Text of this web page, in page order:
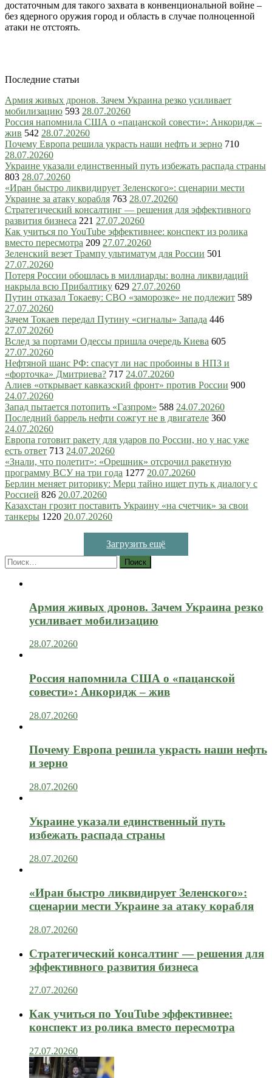
достаточным для такого захвата в конвенциональной войне –
без ядерного оружия город и область в случае полноценной
атаки не отстоять.
Последние статьи
Армия живых дронов. Зачем Украина резко усиливает
мобилизацию 593 28.07.20260
Россия напомнила США о «пацанской совести»: Анкоридж –
жив 542 28.07.20260
Почему Европа решила украсть наши нефть и зерно 710
28.07.20260
Украине указали единственный путь избежать распада страны
803 28.07.20260
«Иран быстро ликвидирует Зеленского»: сценарии мести
Украине за атаку корабля 763 28.07.20260
Стратегический консалтинг — решения для эффективного
развития бизнеса 221 27.07.20260
Как учиться по YouTube эффективнее: конспект из ролика
вместо пересмотра 209 27.07.20260
Зеленский везет Трампу ультиматум для России 501
27.07.20260
Потеря России обошлась в миллиарды: волна ликвидаций
накрыла всю Прибалтику 629 27.07.20260
Путин отказал Токаеву: СВО «заморозке» не подлежит 589
27.07.20260
Зачем Токаев передал Путину «сигналы» Запада 446
27.07.20260
Вслед за портами Одессы пришла очередь Киева 605
27.07.20260
Нефтяной шанс РФ: спасут ли нас пробоины в НПЗ и
«форточка» Дмитриева? 717 24.07.20260
Алиев «открывает кавказский фронт» против России 900
24.07.20260
Запад пытается потопить «Газпром» 588 24.07.20260
Последний баррель нефти сожгут не в двигателе 360
24.07.20260
Европа готовит ракету для ударов по России, но у нас уже
есть ответ 713 24.07.20260
«Знали, что полетит»: «Орешник» отсрочил ракетную
программу ВСУ на три года 1277 20.07.20260
Берлин меняет риторику: Мерц тайно ищет путь к диалогу с
Россией 826 20.07.20260
Казахстан грозит поставить Украину «на счетчик» за свои
танкеры 1220 20.07.20260
Загрузить ещё
Найти:
Армия живых дронов. Зачем Украина резко
усиливает мобилизацию
28.07.20260
Россия напомнила США о «пацанской
совести»: Анкоридж – жив
28.07.20260
Почему Европа решила украсть наши нефть
и зерно
28.07.20260
Украине указали единственный путь
избежать распада страны
28.07.20260
«Иран быстро ликвидирует Зеленского»:
сценарии мести Украине за атаку корабля
28.07.20260
Стратегический консалтинг — решения для
эффективного развития бизнеса
27.07.20260
Как учиться по YouTube эффективнее:
конспект из ролика вместо пересмотра
27.07.20260